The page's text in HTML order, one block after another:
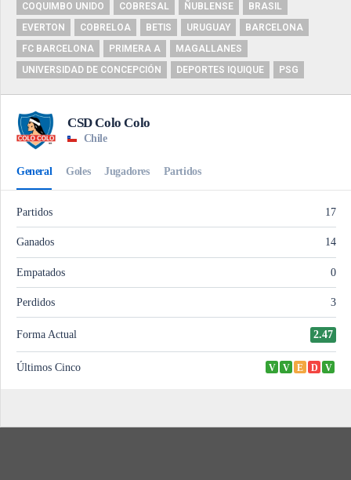
COQUIMBO UNIDO
COBRESAL ÑUBLENSE
BRASIL
EVERTON
COBRELOA BETIS URUGUAY
BARCELONA
FC BARCELONA
PRIMERA A
MAGALLANES
UNIVERSIDAD DE CONCEPCIÓN
DEPORTES IQUIQUE PSG